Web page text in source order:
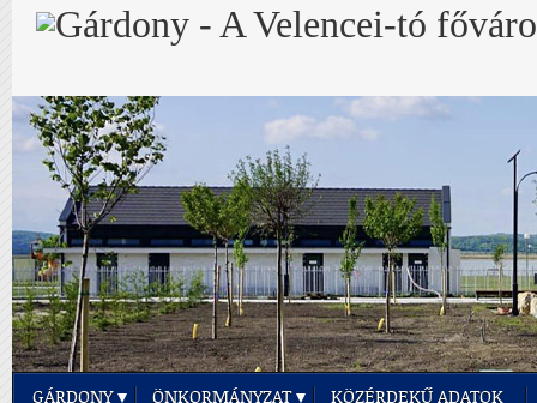
GÁRDONY ÖNKORMÁNYZAT KÖZÉRDEKŰ ADATOK